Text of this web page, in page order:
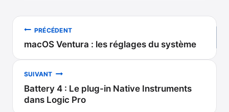
Navigation
de
l’article
PRÉCÉDENT
macOS Ventura : les réglages du système
SUIVANT
Battery 4 : Le plug-in Native Instruments
dans Logic Pro